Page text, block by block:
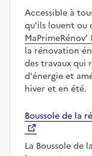
Accessible à
qu'ils louent ou
MaPrimeRénov’
la rénovation
des travaux qui
d'énergie et
hiver et en été.
Boussole de la
La Boussole de